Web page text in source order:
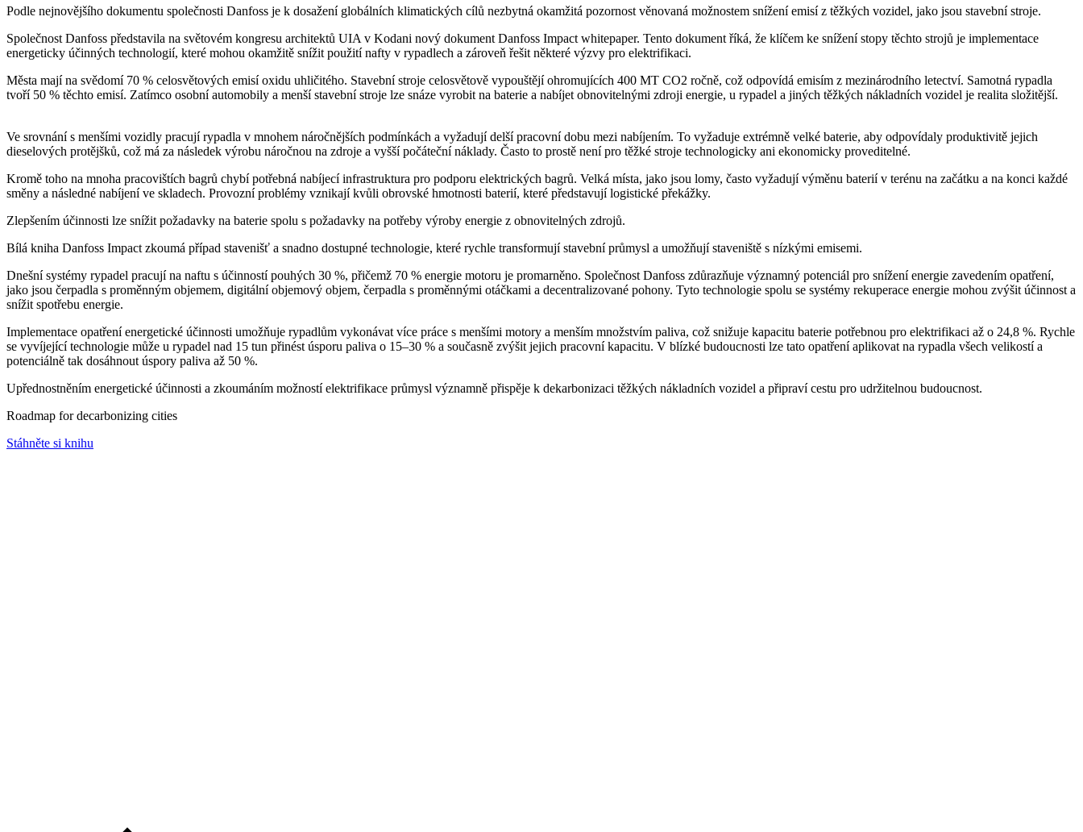
Podle nejnovějšího dokumentu společnosti Danfoss je k dosažení globálních klimatických cílů nezbytná okamžitá pozornost věnovaná možnostem snížení emisí z těžkých vozidel, jako jsou stavební stroje.
Společnost Danfoss představila na světovém kongresu architektů UIA v Kodani nový dokument Danfoss Impact whitepaper. Tento dokument říká, že klíčem ke snížení stopy těchto strojů je implementace
energeticky účinných technologií, které mohou okamžitě snížit použití nafty v rypadlech a zároveň řešit některé výzvy pro elektrifikaci.
Města mají na svědomí 70 % celosvětových emisí oxidu uhličitého. Stavební stroje celosvětově vypouštějí ohromujících 400 MT CO2 ročně, což odpovídá emisím z mezinárodního letectví. Samotná rypadla
tvoří 50 % těchto emisí. Zatímco osobní automobily a menší stavební stroje lze snáze vyrobit na baterie a nabíjet obnovitelnými zdroji energie, u rypadel a jiných těžkých nákladních vozidel je realita složitější.
Ve srovnání s menšími vozidly pracují rypadla v mnohem náročnějších podmínkách a vyžadují delší pracovní dobu mezi nabíjením. To vyžaduje extrémně velké baterie, aby odpovídaly produktivitě jejich
dieselových protějšků, což má za následek výrobu náročnou na zdroje a vyšší počáteční náklady. Často to prostě není pro těžké stroje technologicky ani ekonomicky proveditelné.
Kromě toho na mnoha pracovištích bagrů chybí potřebná nabíjecí infrastruktura pro podporu elektrických bagrů. Velká místa, jako jsou lomy, často vyžadují výměnu baterií v terénu na začátku a na konci každé
směny a následné nabíjení ve skladech. Provozní problémy vznikají kvůli obrovské hmotnosti baterií, které představují logistické překážky.
Zlepšením účinnosti lze snížit požadavky na baterie spolu s požadavky na potřeby výroby energie z obnovitelných zdrojů.
Bílá kniha Danfoss Impact zkoumá případ stavenišť a snadno dostupné technologie, které rychle transformují stavební průmysl a umožňují staveniště s nízkými emisemi.
Dnešní systémy rypadel pracují na naftu s účinností pouhých 30 %, přičemž 70 % energie motoru je promarněno. Společnost Danfoss zdůrazňuje významný potenciál pro snížení energie zavedením opatření,
jako jsou čerpadla s proměnným objemem, digitální objemový objem, čerpadla s proměnnými otáčkami a decentralizované pohony. Tyto technologie spolu se systémy rekuperace energie mohou zvýšit účinnost a
snížit spotřebu energie.
Implementace opatření energetické účinnosti umožňuje rypadlům vykonávat více práce s menšími motory a menším množstvím paliva, což snižuje kapacitu baterie potřebnou pro elektrifikaci až o 24,8 %. Rychle
se vyvíjející technologie může u rypadel nad 15 tun přinést úsporu paliva o 15–30 % a současně zvýšit jejich pracovní kapacitu. V blízké budoucnosti lze tato opatření aplikovat na rypadla všech velikostí a
potenciálně tak dosáhnout úspory paliva až 50 %.
Upřednostněním energetické účinnosti a zkoumáním možností elektrifikace průmysl významně přispěje k dekarbonizaci těžkých nákladních vozidel a připraví cestu pro udržitelnou budoucnost.
Roadmap for decarbonizing cities
Stáhněte si knihu